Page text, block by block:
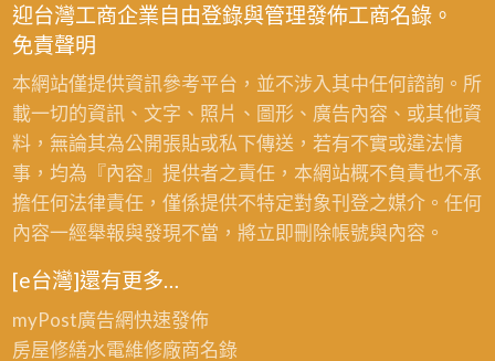
迎台灣工商企業自由登錄與管理發佈工商名錄。
免責聲明
本網站僅提供資訊參考平台，並不涉入其中任何諮詢。所
載一切的資訊、文字、照片、圖形、廣告內容、或其他資
料，無論其為公開張貼或私下傳送，若有不實或違法情
事，均為『內容』提供者之責任，本網站概不負責也不承
擔任何法律責任，僅係提供不特定對象刊登之媒介。任何
內容一經舉報與發現不當，將立即刪除帳號與內容。
[e台灣]還有更多…
myPost廣告網快速發佈
房屋修繕水電維修廠商名錄